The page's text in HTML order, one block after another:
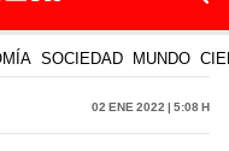
SOCIEDAD MUNDO
02 Ene 2022 | 5:08 h